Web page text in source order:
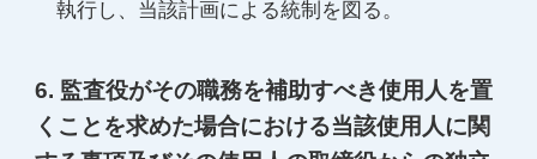
執行し、当該計画による統制を図る。
6. 監査役がその職務を補助すべき使用人を置
くことを求めた場合における当該使用人に関